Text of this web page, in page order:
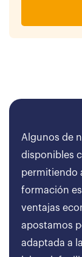
Algunos de
disponibles
permitiendo
formación
ventajas
apostamos
adaptada a